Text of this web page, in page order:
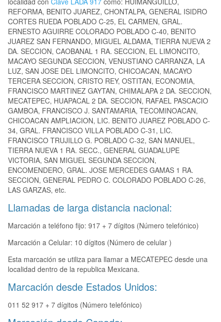
REFORMA, BENITO JUAREZ, CHONTALPA, GENERAL ISIDRO
CORTES RUEDA POBLADO C-25, EL CARMEN, GRAL.
ERNESTO AGUIRRE COLORADO POBLADO C-40, BENITO
JUAREZ SAN FERNANDO, MIGUEL ALDAMA, TIERRA NUEVA 2
DA. SECCION, CAOBANAL 1 RA. SECCION, EL LIMONCITO,
MACAYO SEGUNDA SECCION, VENUSTIANO CARRANZA, LA
LUZ, SAN JOSE DEL LIMONCITO, CHICOACAN, MACAYO
TERCERA SECCION, CRISTO REY, OSTITAN, ECONOMIA,
FRANCISCO MARTINEZ GAYTAN, CHIMALAPA 2 DA. SECCION,
MECATEPEC, HUAPACAL 2 DA. SECCION, RAFAEL PASCACIO
GAMBOA, FRANCISCO J. SANTAMARIA, TECOMINOACAN,
CHICOACAN AMPLIACION, LIC. BENITO JUAREZ POBLADO C-
34, GRAL. FRANCISCO VILLA POBLADO C-31, LIC.
FRANCISCO TRUJILLO G. POBLADO C-32, SAN MANUEL,
TIERRA NUEVA 1 RA. SECC., GENERAL GUADALUPE
VICTORIA, SAN MIGUEL SEGUNDA SECCION,
ENCOMENDERO, GRAL. JOSE MERCEDES GAMAS 1 RA.
SECCION, GENERAL PEDRO C. COLORADO POBLADO C-26,
LAS GARZAS, etc.
Llamadas de larga distancia nacional:
Marcación a teléfono fijo: 917 + 7 dígitos (Número telefónico)
Marcación a Celular: 10 dígitos (Número de celular )
Esta marcación se utiliza para llamar a MECATEPEC desde una
localidad dentro de la republica Mexicana.
Marcación desde Estados Unidos:
011 52 917 + 7 dígitos (Número telefónico)